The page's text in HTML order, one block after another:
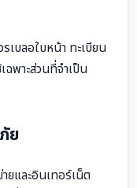
เบลอใบหน้า ทะเบียน
ฉพาะส่วนที่จำเป็น
ย
ยและอินเทอร์เน็ต